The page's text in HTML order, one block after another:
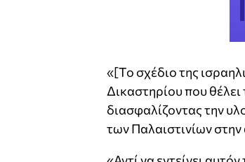
«[Το σχέδιο της
Δικαστηρίου που
διασφαλίζοντας την
των Παλαιστινίων